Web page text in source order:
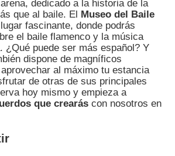
dedicado a la historia de la
que al baile. El Museo del Baile
fascinante, donde podrás
el baile flamenco y la música
¿Qué puede ser más español? Y
dispone de magníficos
al máximo tu estancia
de otras de sus principales
hoy mismo y empieza a
que crearás con nosotros en